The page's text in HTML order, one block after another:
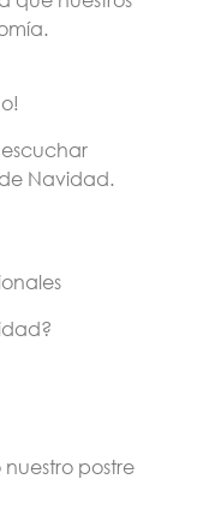
Navidad.
postre